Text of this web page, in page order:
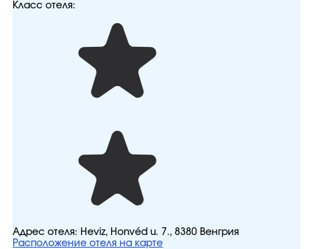
Класс отеля:
Адрес отеля: Heviz, Honvéd u. 7., 8380 Венгрия
Расположение отеля на карте